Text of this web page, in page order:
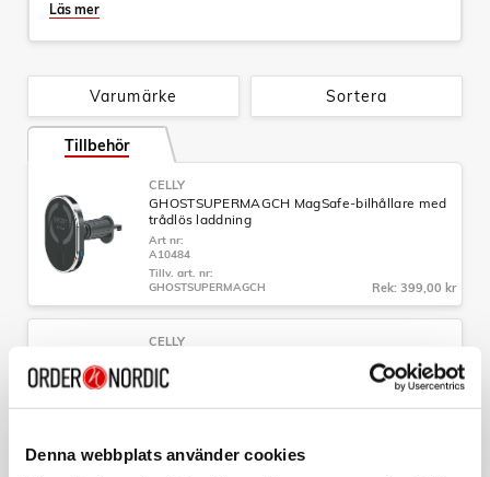
Denna webbplats använder cookies
Svart
Apple iPhone 17 Pro
Läs mer
Sortera
Varumärke
Tillbehör
CELLY
GHOSTSUPERMAGCH MagSafe-bilhållare med
trådlös laddning
Art nr:
A10484
Tillv. art. nr:
GHOSTSUPERMAGCH
Rek: 399,00 kr
CELLY
Magwallet MagSafe-korthållare med 3
kortplatser
A11667